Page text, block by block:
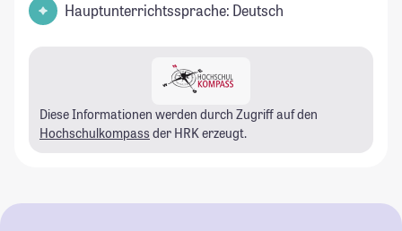
Hauptunterrichtssprache: Deutsch
Diese Informationen werden durch Zugriff auf den
Hochschulkompass der HRK erzeugt.